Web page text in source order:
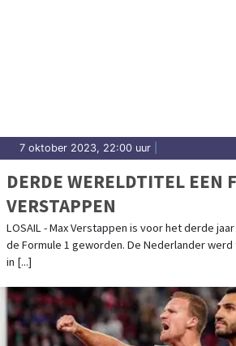
7 oktober 2023, 22:00 uur
DERDE WERELDTITEL EEN
VERSTAPPEN
LOSAIL - Max Verstappen is voor het derde
de Formule 1 geworden. De Nederlander
in [...]